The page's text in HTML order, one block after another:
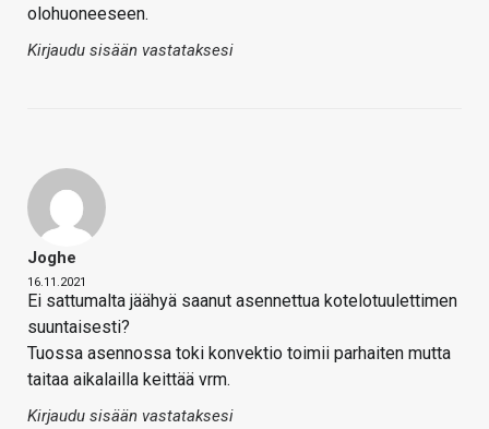
olohuoneeseen.
Kirjaudu sisään vastataksesi
Joghe
16.11.2021
Ei sattumalta jäähyä saanut asennettua kotelotuulettimen
suuntaisesti?
Tuossa asennossa toki konvektio toimii parhaiten mutta
taitaa aikalailla keittää vrm.
Kirjaudu sisään vastataksesi